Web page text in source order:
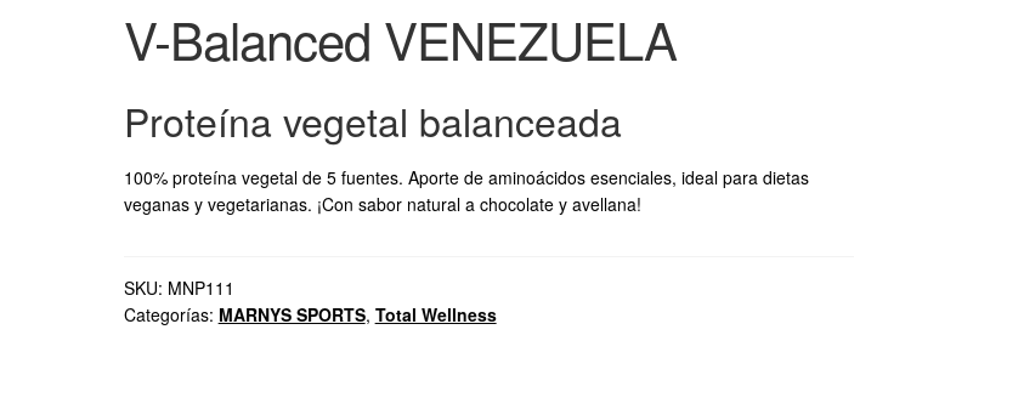
V-Balanced VENEZUELA
Proteína vegetal balanceada
100% proteína vegetal de 5 fuentes. Aporte de aminoácidos esenciales, ideal para dietas
veganas y vegetarianas. ¡Con sabor natural a chocolate y avellana!
SKU: MNP111
Categorías: MARNYS SPORTS, Total Wellness